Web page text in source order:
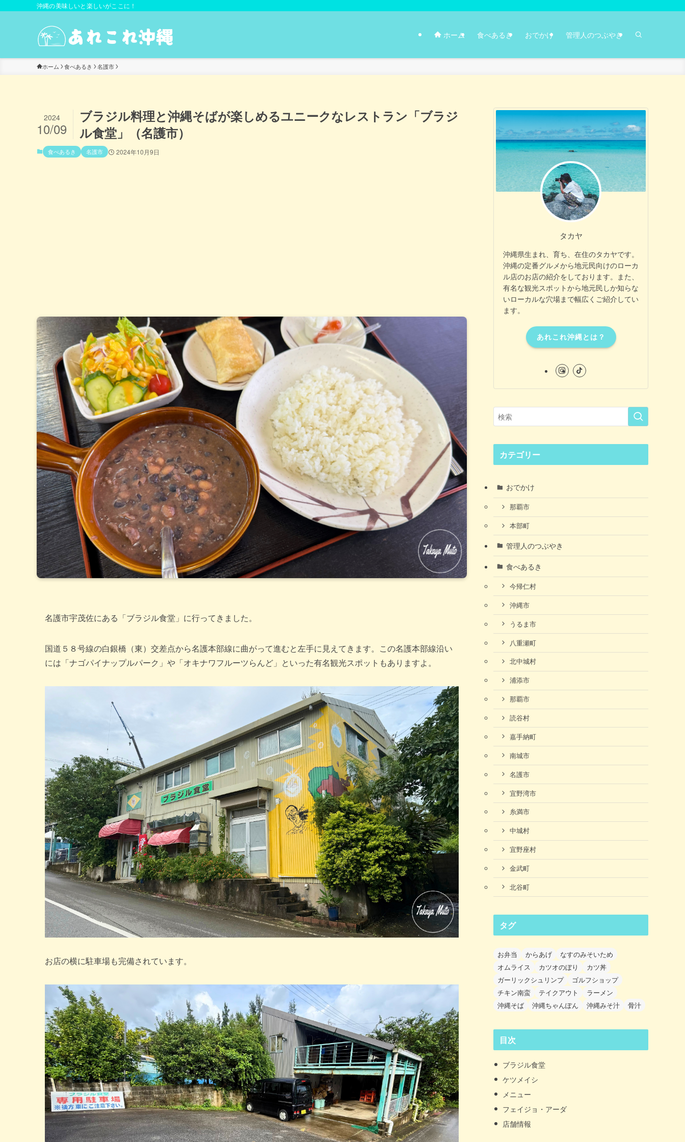
沖縄の美味しいと楽しいがここに！
ホーム 食べあるき おでかけ 管理人のつぶやき
ホーム 食べあるき 名護市
ブラジル料理と沖縄そばが楽しめるユニークなレストラン「ブラジ
ル食堂」（名護市）
2024
10/09
食べあるき 名護市 2024年10月9日
名護市宇茂佐にある「ブラジル食堂」に行ってきました。
国道５８号線の白銀橋（東）交差点から名護本部線に曲がって進むと左手に見えてきます。この名護本部線沿い
には「ナゴパイナップルパーク」や「オキナワフルーツらんど」といった有名観光スポットもありますよ。
お店の横に駐車場も完備されています。
タカヤ
沖縄県生まれ、育ち、在住のタカヤです。
沖縄の定番グルメから地元民向けのローカ
ル店のお店の紹介をしております。また、
有名な観光スポットから地元民しか知らな
いローカルな穴場まで幅広くご紹介してい
ます。
あれこれ沖縄とは？
カテゴリー
おでかけ
那覇市
本部町
管理人のつぶやき
食べあるき
今帰仁村
沖縄市
うるま市
八重瀬町
北中城村
浦添市
那覇市
読谷村
嘉手納町
南城市
名護市
宜野湾市
糸満市
中城村
宜野座村
金武町
北谷町
タグ
お弁当 からあげ
なすのみそいため
オムライス
カツオのぼり
カツ丼
ガーリックシュリンプ
ゴルフショップ
チキン南蛮
テイクアウト
ラーメン
沖縄そば
沖縄ちゃんぽん 沖縄みそ汁 骨汁
目次
ブラジル食堂
ケツメイシ
メニュー
フェイジョ・アーダ
店舗情報